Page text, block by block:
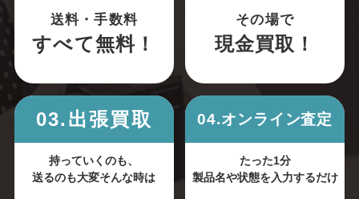
送料・手数料
すべて無料！
その場で
現金買取！
03.出張買取
持っていくのも、
送るのも大変そんな時は
04.オンライン査定
たった1分
製品名や状態を入力するだけ